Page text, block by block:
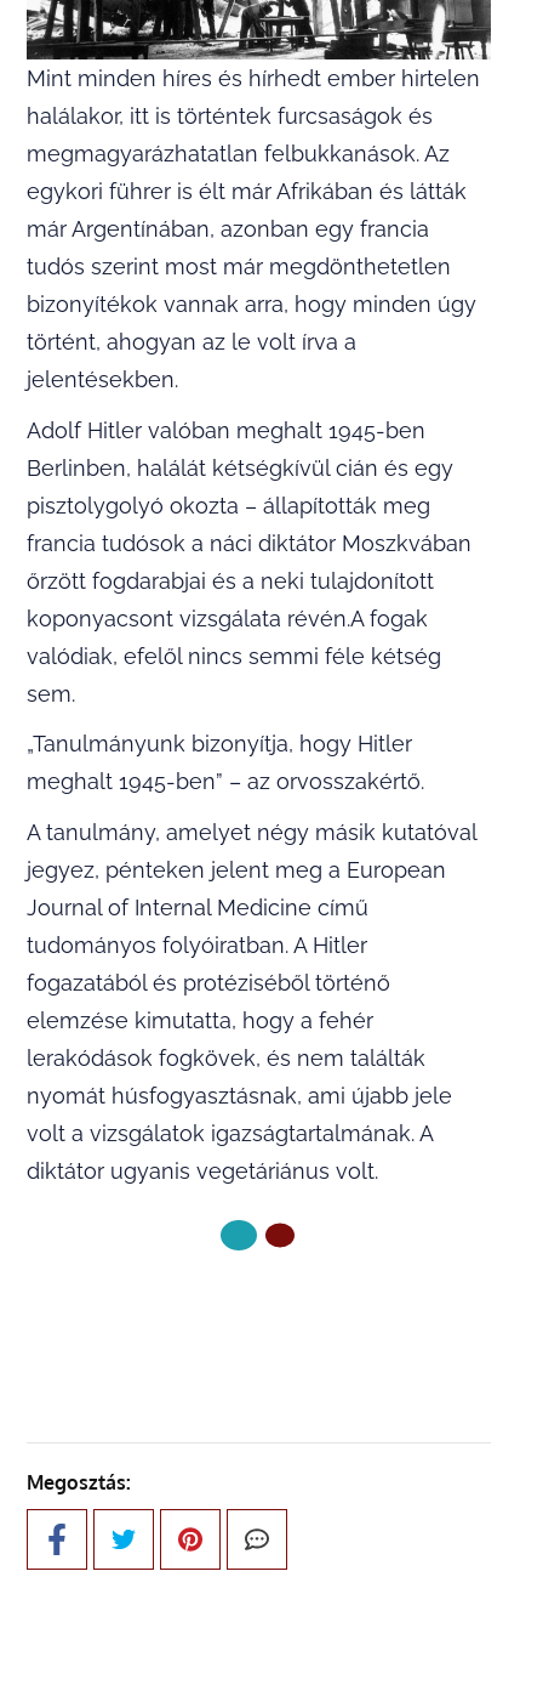
Mint minden híres és hírhedt ember hirtelen
halálakor, itt is történtek furcsaságok és
megmagyarázhatatlan felbukkanások. Az
egykori führer is élt már Afrikában és látták
már Argentínában, azonban egy francia
tudós szerint most már megdönthetetlen
bizonyítékok vannak arra, hogy minden úgy
történt, ahogyan az le volt írva a
jelentésekben.
Adolf Hitler valóban meghalt 1945-ben
Berlinben, halálát kétségkívül cián és egy
pisztolygolyó okozta – állapították meg
francia tudósok a náci diktátor Moszkvában
őrzött fogdarabjai és a neki tulajdonított
koponyacsont vizsgálata révén.A fogak
valódiak, efelől nincs semmi féle kétség
sem.
„Tanulmányunk bizonyítja, hogy Hitler
meghalt 1945-ben” – az orvosszakértő.
A tanulmány, amelyet négy másik kutatóval
jegyez, pénteken jelent meg a European
Journal of Internal Medicine című
tudományos folyóiratban. A Hitler
fogazatából és protéziséből történő
elemzése kimutatta, hogy a fehér
lerakódások fogkövek, és nem találták
nyomát húsfogyasztásnak, ami újabb jele
volt a vizsgálatok igazságtartalmának. A
diktátor ugyanis vegetáriánus volt.
Megosztás: